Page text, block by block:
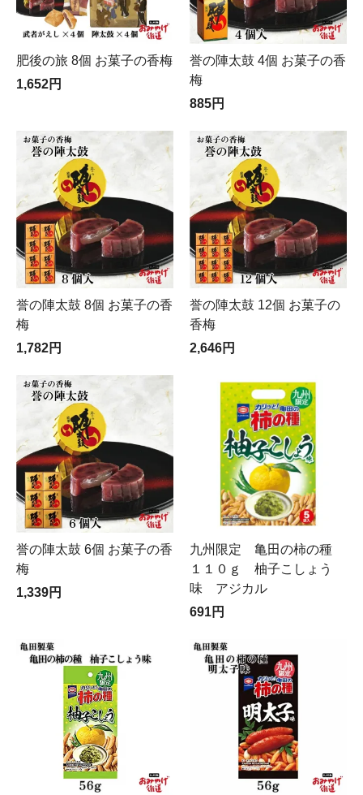
肥後の旅 8個 お菓子の香梅
1,652円
誉の陣太鼓 4個 お菓子の香
梅
885円
誉の陣太鼓 8個 お菓子の香
梅
1,782円
誉の陣太鼓 12個 お菓子の
香梅
2,646円
誉の陣太鼓 6個 お菓子の香
梅
1,339円
九州限定 亀田の柿の種
１１０ｇ 柚子こしょう
味 アジカル
691円